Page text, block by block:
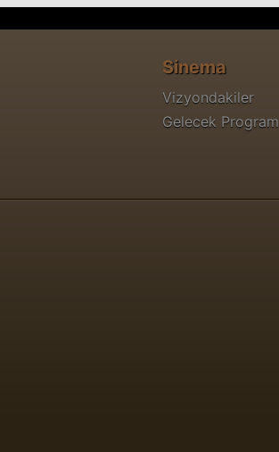
Sinema
Vizyondakiler
Gelecek Program